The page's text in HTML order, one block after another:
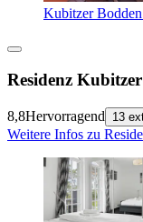
Kubitzer
Residenz
8,8Hervorragend 13
Weitere Infos zu